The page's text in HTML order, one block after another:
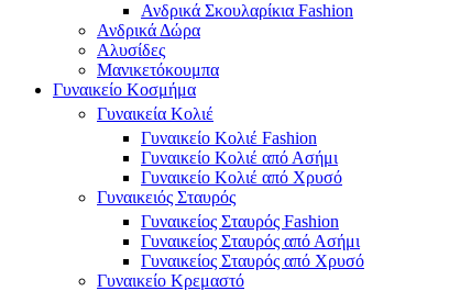
Ανδρικά Σκουλαρίκια Fashion
Ανδρικά Δώρα
Αλυσίδες
Μανικετόκουμπα
Γυναικείο Κοσμήμα
Γυναικεία Κολιέ
Γυναικείο Κολιέ Fashion
Γυναικείο Κολιέ από Ασήμι
Γυναικείο Κολιέ από Χρυσό
Γυναικειός Σταυρός
Γυναικείος Σταυρός Fashion
Γυναικείος Σταυρός από Ασήμι
Γυναικείος Σταυρός από Χρυσό
Γυναικείο Κρεμαστό